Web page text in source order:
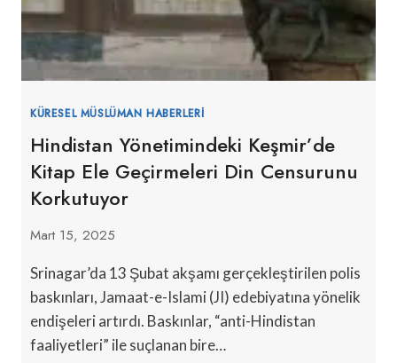
KÜRESEL MÜSLÜMAN HABERLERI
Hindistan Yönetimindeki Keşmir’de
Kitap Ele Geçirmeleri Din Censurunu
Korkutuyor
Mart 15, 2025
Srinagar’da 13 Şubat akşamı gerçekleştirilen polis
baskınları, Jamaat-e-Islami (JI) edebiyatına yönelik
endişeleri artırdı. Baskınlar, “anti-Hindistan
faaliyetleri” ile suçlanan bire…